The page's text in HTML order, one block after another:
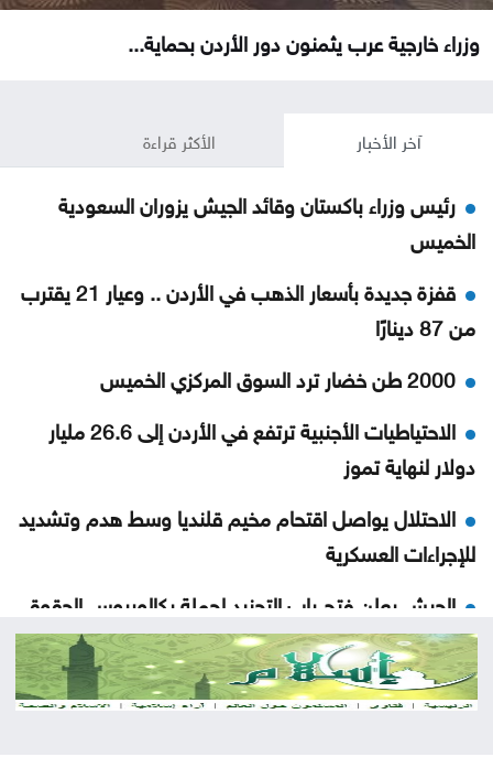
وزراء خارجية عرب يثمنون دور الأردن بحماية...
آخر الأخبار الأكثر قراءة
رئيس وزراء باكستان وقائد الجيش يزوران السعودية
الخميس
قفزة جديدة بأسعار الذهب في الأردن .. وعيار 21 يقترب
من 87 دينارًا
2000 طن خضار ترد السوق المركزي الخميس
الاحتياطيات الأجنبية ترتفع في الأردن إلى 26.6 مليار
دولار لنهاية تموز
الاحتلال يواصل اقتحام مخيم قلنديا وسط هدم وتشديد
للإجراءات العسكرية
الجيش يعلن فتح باب التجنيد لحملة بكالوريوس الحقوق
والقانون
الذهب يسجل أعلى مستوى له منذ 7 أسابيع